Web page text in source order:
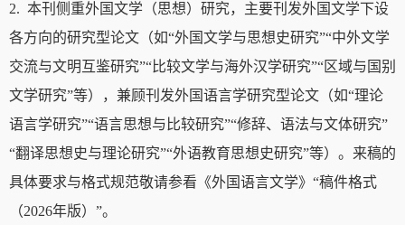
2. 本刊侧重外国文学（思想）研究，主要刊发外国文学下设
各方向的研究型论文（如“外国文学与思想史研究”“中外文学
交流与文明互鉴研究”“比较文学与海外汉学研究”“区域与国别
文学研究”等），兼顾刊发外国语言学研究型论文（如“理论
语言学研究”“语言思想与比较研究”“修辞、语法与文体研究”
“翻译思想史与理论研究”“外语教育思想史研究”等）。来稿的
具体要求与格式规范敬请参看《外国语言文学》“稿件格式
（2026年版）”。